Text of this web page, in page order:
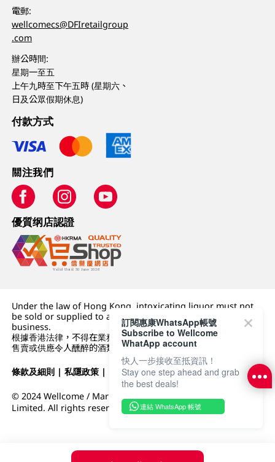
電郵:
wellcomecs@DFIretailgroup
.com
辦公時間:
星期一至五
上午九時至下午五時 (星期六、
日及公眾假期休息)
付款方式
關注我們
優質纲店認證
Under the law of Hong Kong, intoxicating liquor must not
be sold or supplied to a minor (under 18) in the course of
business.
根據香港法律，不得在業務過程中，向未成年人 (18 歲以下人士)
售賣或供應令人醺醉的酒類。
條款及細則 |私隱政策 | DFI零售集團
© 2024 Wellcome / Market Place. The Dairy Farm Company
Limited. All rights reserved.
訂閱惠康WhatsApp帳號
Subscribe to Wellcome
WhatApp account
快人一步接收至抵資訊！
Stay one step ahead and grab
the best deals!
連結 WhatsApp 帳號